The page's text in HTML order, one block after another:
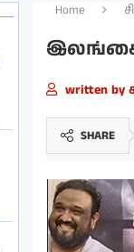
Home
written by
SHARE